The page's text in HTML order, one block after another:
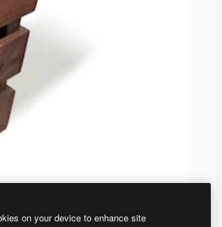
on your device to enhance site